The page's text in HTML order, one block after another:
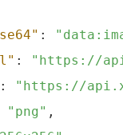
:
: "https://
: "https://
"png" ,